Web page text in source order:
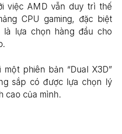
việc AMD vẫn duy trì thế
CPU gaming, đặc biệt
là lựa chọn hàng đầu cho
phiên bản “Dual X3D”
sắp có được lựa chọn lý
cao của mình.